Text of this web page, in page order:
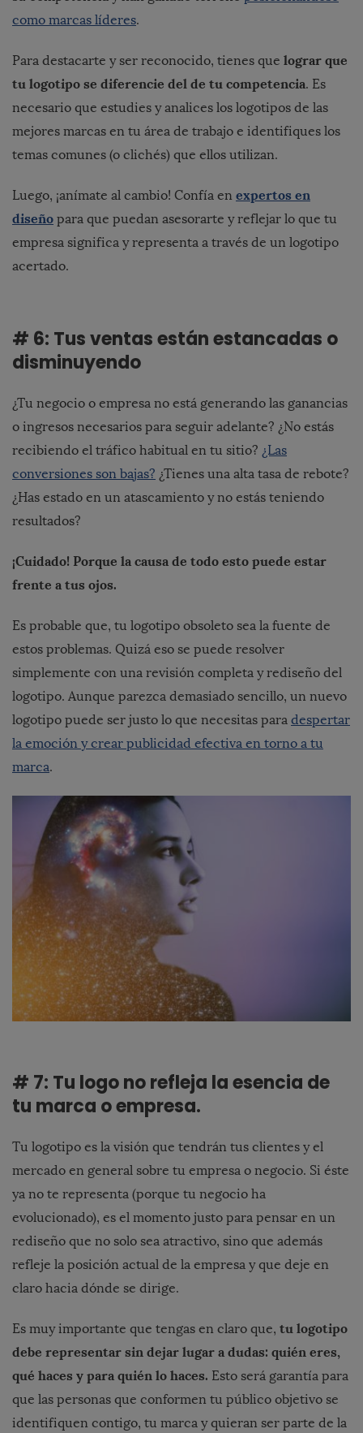
como marcas líderes.
Para destacarte y ser reconocido, tienes que lograr que
tu logotipo se diferencie del de tu competencia. Es
necesario que estudies y analices los logotipos de las
mejores marcas en tu área de trabajo e identifiques los
temas comunes (o clichés) que ellos utilizan.
Luego, ¡anímate al cambio! Confía en expertos en
diseño para que puedan asesorarte y reflejar lo que tu
empresa significa y representa a través de un logotipo
acertado.
# 6: Tus ventas están estancadas o
disminuyendo
¿Tu negocio o empresa no está generando las ganancias
o ingresos necesarios para seguir adelante? ¿No estás
recibiendo el tráfico habitual en tu sitio? ¿Las
conversiones son bajas? ¿Tienes una alta tasa de rebote?
¿Has estado en un atascamiento y no estás teniendo
resultados?
¡Cuidado! Porque la causa de todo esto puede estar
frente a tus ojos.
Es probable que, tu logotipo obsoleto sea la fuente de
estos problemas. Quizá eso se puede resolver
simplemente con una revisión completa y rediseño del
logotipo. Aunque parezca demasiado sencillo, un nuevo
logotipo puede ser justo lo que necesitas para despertar
la emoción y crear publicidad efectiva en torno a tu
marca.
# 7: Tu logo no refleja la esencia de
tu marca o empresa.
Tu logotipo es la visión que tendrán tus clientes y el
mercado en general sobre tu empresa o negocio. Si éste
ya no te representa (porque tu negocio ha
evolucionado), es el momento justo para pensar en un
rediseño que no solo sea atractivo, sino que además
refleje la posición actual de la empresa y que deje en
claro hacia dónde se dirige.
Es muy importante que tengas en claro que, tu logotipo
debe representar sin dejar lugar a dudas: quién eres,
qué haces y para quién lo haces. Esto será garantía para
que las personas que conformen tu público objetivo se
identifiquen contigo, tu marca y quieran ser parte de la